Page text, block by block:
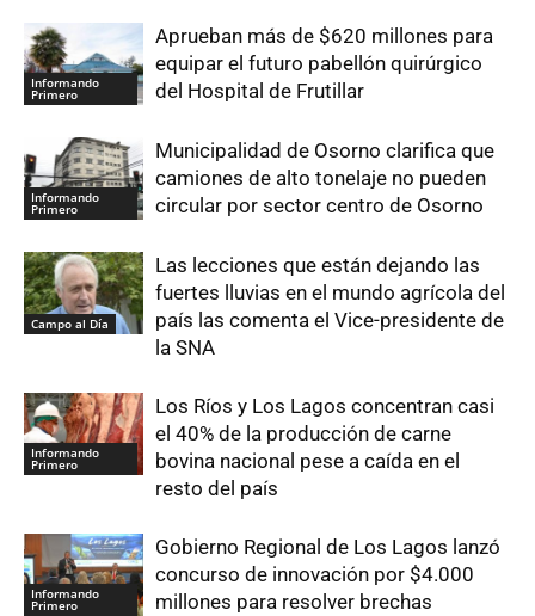
Informando
Primero
Aprueban más de $620 millones para
equipar el futuro pabellón quirúrgico
del Hospital de Frutillar
Informando
Primero
Municipalidad de Osorno clarifica que
camiones de alto tonelaje no pueden
circular por sector centro de Osorno
Campo al Día
Las lecciones que están dejando las
fuertes lluvias en el mundo agrícola del
país las comenta el Vice-presidente de
la SNA
Informando
Primero
Los Ríos y Los Lagos concentran casi
el 40% de la producción de carne
bovina nacional pese a caída en el
resto del país
Informando
Primero
Gobierno Regional de Los Lagos lanzó
concurso de innovación por $4.000
millones para resolver brechas